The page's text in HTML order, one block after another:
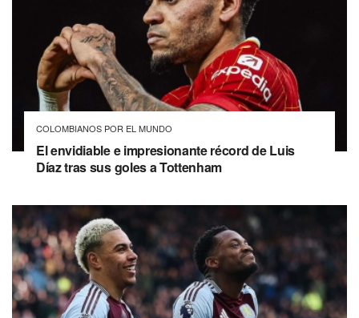
COLOMBIANOS POR EL MUNDO
El envidiable e impresionante récord de Luis
Díaz tras sus goles a Tottenham